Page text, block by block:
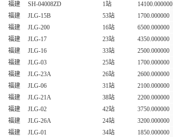
福建 SH-04008ZD 1站
14100.000000
福建 JLG-15B 53站
1700.000000
福建 JLG-200 16站
6500.000000
福建 JLG-17 23站
4350.000000
福建 JLG-16 33站
2500.000000
福建 JLG-03 25站
1700.000000
福建 JLG-23A 26站
2600.000000
福建 JLG-06 31站
2100.000000
福建 JLG-21A 38站
2200.000000
福建 JLG-02 42站
3750.000000
福建 JLG-26A 24站
3200.000000
福建 JLG-01 34站
1850.000000